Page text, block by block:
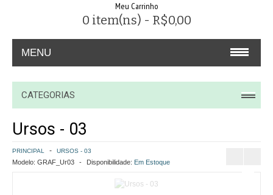
Meu Carrinho
0 item(ns) - R$0,00
MENU
A EMPRESA
CONTATO
COMO COMPRAR
POLÍTICA DE FRETE GRÁTIS
CATEGORIAS
Ursos - 03
PRINCIPAL URSOS - 03
Modelo: GRAF_Ur03 Disponibilidade: Em Estoque